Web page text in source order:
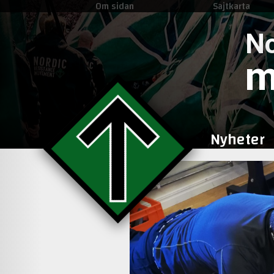
Om sidan Sajtkarta
Nyheter